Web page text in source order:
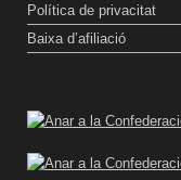
Política de privacitat
Baixa d’afiliació